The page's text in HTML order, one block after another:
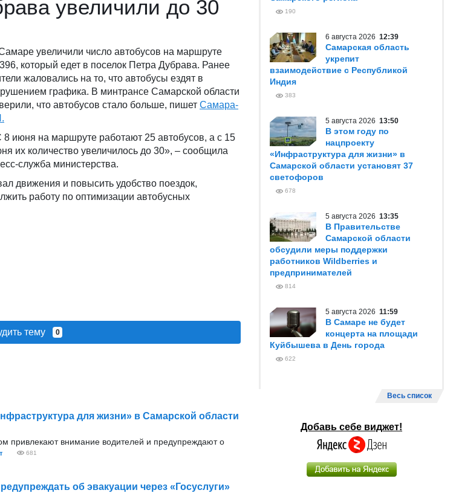
увеличили до 30
увеличили число автобусов на маршруте
который едет в поселок Петра Дубрава. Ранее
жаловались на то, что автобусы ездят в
графика. В минтрансе Самарской области
что автобусов стало больше, пишет Самара-
8 июня на маршруте работают 25 автобусов, а с 15
их количество увеличилось до 30», – сообщила
служба министерства.
движения и повысить удобство поездок,
работу по оптимизации автобусных
тему 0
для жизни» в Самарской области
привлекают внимание водителей и предупреждают о
681
об эвакуации через «Госуслуги»
190
6 августа 2026 12:39
Самарская область
укрепит
взаимодействие с Республикой
Индия
383
5 августа 2026 13:50
В этом году по
нацпроекту
«Инфраструктура для жизни» в
Самарской области установят 37
светофоров
678
5 августа 2026 13:35
В Правительстве
Самарской области
обсудили меры поддержки
работников Wildberries и
предпринимателей
814
5 августа 2026 11:59
В Самаре не будет
концерта на площади
Куйбышева в День города
622
Весь список
Добавь себе виджет!